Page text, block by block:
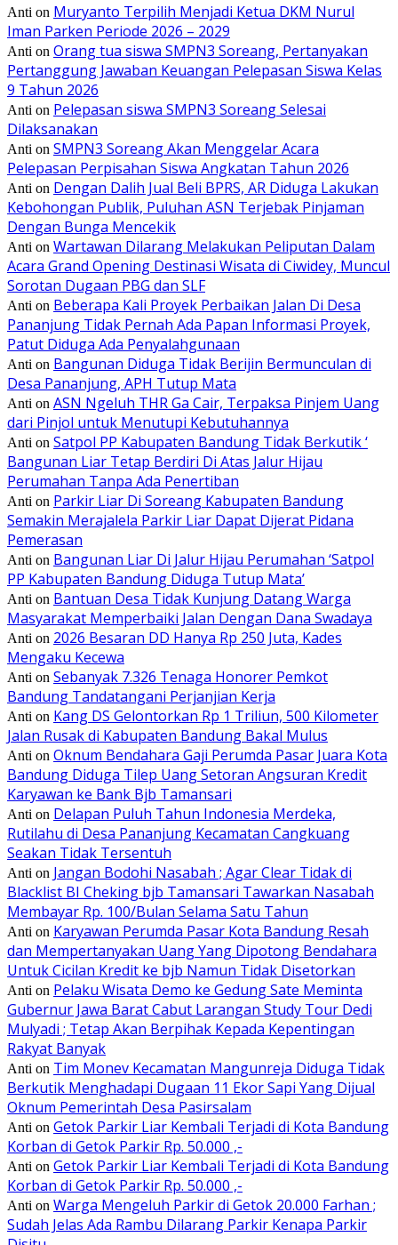
Anti on Muryanto Terpilih Menjadi Ketua DKM Nurul
Iman Parken Periode 2026 – 2029
Anti on Orang tua siswa SMPN3 Soreang, Pertanyakan
Pertanggung Jawaban Keuangan Pelepasan Siswa Kelas
9 Tahun 2026
Anti on Pelepasan siswa SMPN3 Soreang Selesai
Dilaksanakan
Anti on SMPN3 Soreang Akan Menggelar Acara
Pelepasan Perpisahan Siswa Angkatan Tahun 2026
Anti on Dengan Dalih Jual Beli BPRS, AR Diduga Lakukan
Kebohongan Publik, Puluhan ASN Terjebak Pinjaman
Dengan Bunga Mencekik
Anti on Wartawan Dilarang Melakukan Peliputan Dalam
Acara Grand Opening Destinasi Wisata di Ciwidey, Muncul
Sorotan Dugaan PBG dan SLF
Anti on Beberapa Kali Proyek Perbaikan Jalan Di Desa
Pananjung Tidak Pernah Ada Papan Informasi Proyek,
Patut Diduga Ada Penyalahgunaan
Anti on Bangunan Diduga Tidak Berijin Bermunculan di
Desa Pananjung, APH Tutup Mata
Anti on ASN Ngeluh THR Ga Cair, Terpaksa Pinjem Uang
dari Pinjol untuk Menutupi Kebutuhannya
Anti on Satpol PP Kabupaten Bandung Tidak Berkutik ‘
Bangunan Liar Tetap Berdiri Di Atas Jalur Hijau
Perumahan Tanpa Ada Penertiban
Anti on Parkir Liar Di Soreang Kabupaten Bandung
Semakin Merajalela Parkir Liar Dapat Dijerat Pidana
Pemerasan
Anti on Bangunan Liar Di Jalur Hijau Perumahan ‘Satpol
PP Kabupaten Bandung Diduga Tutup Mata’
Anti on Bantuan Desa Tidak Kunjung Datang Warga
Masyarakat Memperbaiki Jalan Dengan Dana Swadaya
Anti on 2026 Besaran DD Hanya Rp 250 Juta, Kades
Mengaku Kecewa
Anti on Sebanyak 7.326 Tenaga Honorer Pemkot
Bandung Tandatangani Perjanjian Kerja
Anti on Kang DS Gelontorkan Rp 1 Triliun, 500 Kilometer
Jalan Rusak di Kabupaten Bandung Bakal Mulus
Anti on Oknum Bendahara Gaji Perumda Pasar Juara Kota
Bandung Diduga Tilep Uang Setoran Angsuran Kredit
Karyawan ke Bank Bjb Tamansari
Anti on Delapan Puluh Tahun Indonesia Merdeka,
Rutilahu di Desa Pananjung Kecamatan Cangkuang
Seakan Tidak Tersentuh
Anti on Jangan Bodohi Nasabah ; Agar Clear Tidak di
Blacklist BI Cheking bjb Tamansari Tawarkan Nasabah
Membayar Rp. 100/Bulan Selama Satu Tahun
Anti on Karyawan Perumda Pasar Kota Bandung Resah
dan Mempertanyakan Uang Yang Dipotong Bendahara
Untuk Cicilan Kredit ke bjb Namun Tidak Disetorkan
Anti on Pelaku Wisata Demo ke Gedung Sate Meminta
Gubernur Jawa Barat Cabut Larangan Study Tour Dedi
Mulyadi ; Tetap Akan Berpihak Kepada Kepentingan
Rakyat Banyak
Anti on Tim Monev Kecamatan Mangunreja Diduga Tidak
Berkutik Menghadapi Dugaan 11 Ekor Sapi Yang Dijual
Oknum Pemerintah Desa Pasirsalam
Anti on Getok Parkir Liar Kembali Terjadi di Kota Bandung
Korban di Getok Parkir Rp. 50.000 ,-
Anti on Getok Parkir Liar Kembali Terjadi di Kota Bandung
Korban di Getok Parkir Rp. 50.000 ,-
Anti on Warga Mengeluh Parkir di Getok 20.000 Farhan ;
Sudah Jelas Ada Rambu Dilarang Parkir Kenapa Parkir